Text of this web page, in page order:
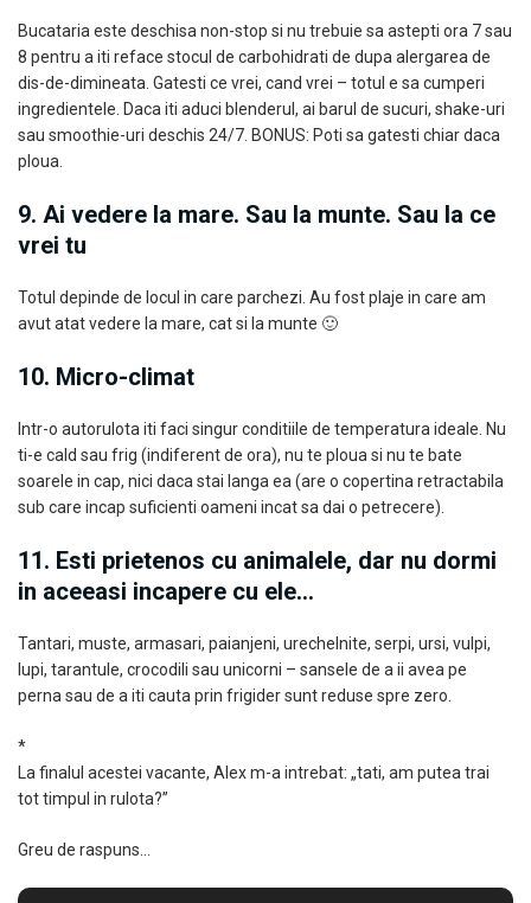
Bucataria este deschisa non-stop si nu trebuie sa astepti ora 7 sau
8 pentru a iti reface stocul de carbohidrati de dupa alergarea de
dis-de-dimineata. Gatesti ce vrei, cand vrei – totul e sa cumperi
ingredientele. Daca iti aduci blenderul, ai barul de sucuri, shake-uri
sau smoothie-uri deschis 24/7. BONUS: Poti sa gatesti chiar daca
ploua.
9. Ai vedere la mare. Sau la munte. Sau la ce
vrei tu
Totul depinde de locul in care parchezi. Au fost plaje in care am
avut atat vedere la mare, cat si la munte 🙂
10. Micro-climat
Intr-o autorulota iti faci singur conditiile de temperatura ideale. Nu
ti-e cald sau frig (indiferent de ora), nu te ploua si nu te bate
soarele in cap, nici daca stai langa ea (are o copertina retractabila
sub care incap suficienti oameni incat sa dai o petrecere).
11. Esti prietenos cu animalele, dar nu dormi
in aceeasi incapere cu ele…
Tantari, muste, armasari, paianjeni, urechelnite, serpi, ursi, vulpi,
lupi, tarantule, crocodili sau unicorni – sansele de a ii avea pe
perna sau de a iti cauta prin frigider sunt reduse spre zero.
*
La finalul acestei vacante, Alex m-a intrebat: „tati, am putea trai
tot timpul in rulota?”
Greu de raspuns…